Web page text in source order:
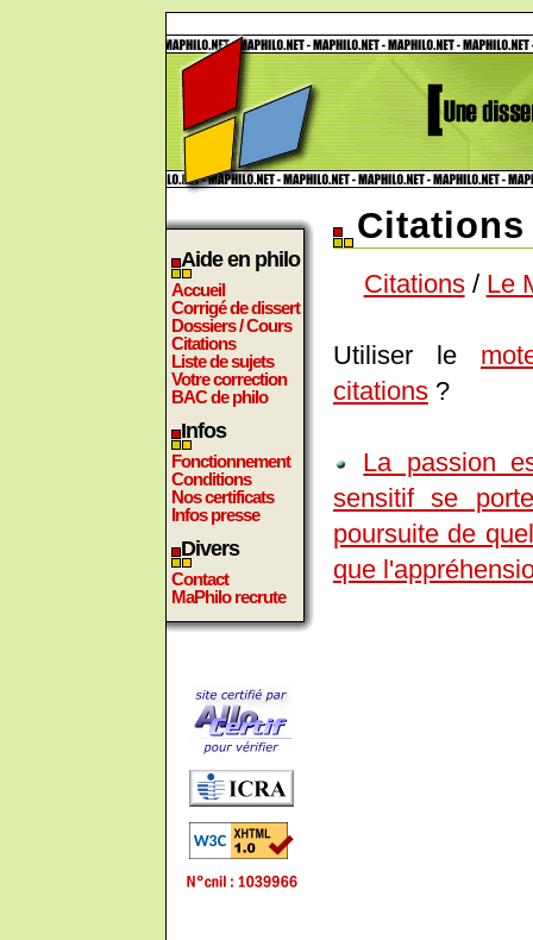
Aide en philo
Accueil
Corrigé de dissert
Dossiers / Cours
Citations
Liste de sujets
Votre correction
BAC de philo
Infos
Fonctionnement
Conditions
Nos certificats
Infos presse
Divers
Contact
MaPhilo recrute
Citations
Citations/ Le
Utiliser le
citations ?
La passion
sensitif se
poursuite de
que